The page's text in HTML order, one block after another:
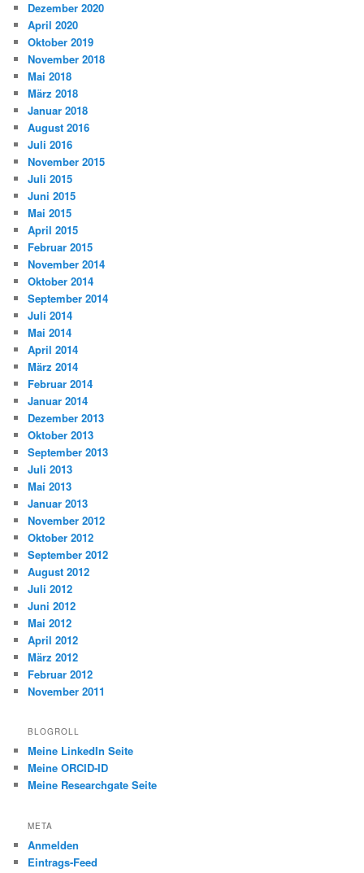
Dezember 2020
April 2020
Oktober 2019
November 2018
Mai 2018
März 2018
Januar 2018
August 2016
Juli 2016
November 2015
Juli 2015
Juni 2015
Mai 2015
April 2015
Februar 2015
November 2014
Oktober 2014
September 2014
Juli 2014
Mai 2014
April 2014
März 2014
Februar 2014
Januar 2014
Dezember 2013
Oktober 2013
September 2013
Juli 2013
Mai 2013
Januar 2013
November 2012
Oktober 2012
September 2012
August 2012
Juli 2012
Juni 2012
Mai 2012
April 2012
März 2012
Februar 2012
November 2011
BLOGROLL
Meine LinkedIn Seite
Meine ORCID-ID
Meine Researchgate Seite
META
Anmelden
Eintrags-Feed